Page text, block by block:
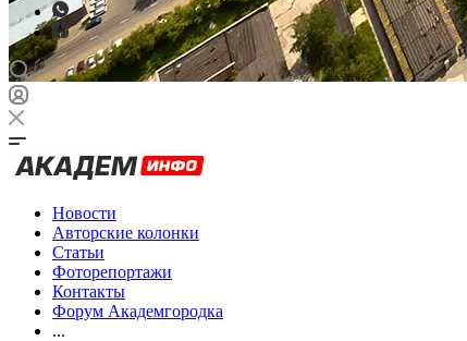
Новости
Авторские колонки
Статьи
Фоторепортажи
Контакты
Форум Академгородка
...